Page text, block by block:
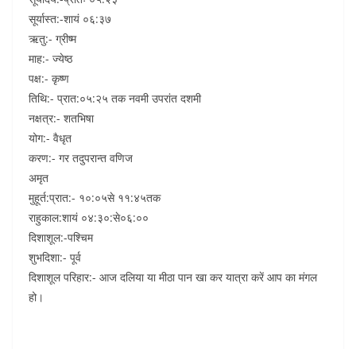
o
k
सूर्यास्त:-शायं ०६:३७
ऋतु:- ग्रीष्म
माह:- ज्येष्ठ
पक्ष:- कृष्ण
तिथि:- प्रात:०५:२५ तक नवमी उपरांत दशमी
नक्षत्र:- शतभिषा
योग:- वैधृत
करण:- गर तदुपरान्त वणिज
अमृत
मुहूर्त:प्रात:- १०:०५से ११:४५तक
राहुकाल:शायं ०४:३०:से०६:००
दिशाशूल:-पश्चिम
शुभदिशा:- पूर्व
दिशाशूल परिहार:- आज दलिया या मीठा पान खा कर यात्रा करें आप का मंगल
हो।